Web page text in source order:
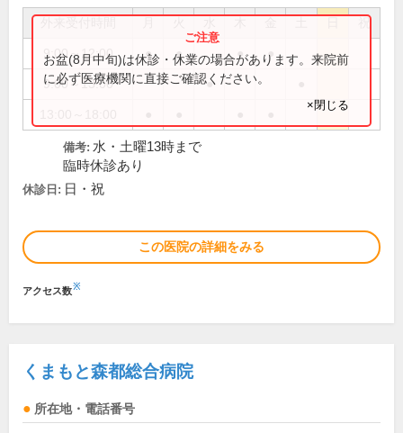
祝
9:00～12:00 ● ● ● ●
9:00～13:00 ●
お盆(8月中旬)は休診・休業の場合があります。来院前
に必ず医療機関に直接ご確認ください。
×閉じる
備考: 水・土曜13時まで
臨時休診あり
休診日: 日・祝
この医院の詳細をみる
アクセス数※
くまもと森都総合病院
所在地・電話番号